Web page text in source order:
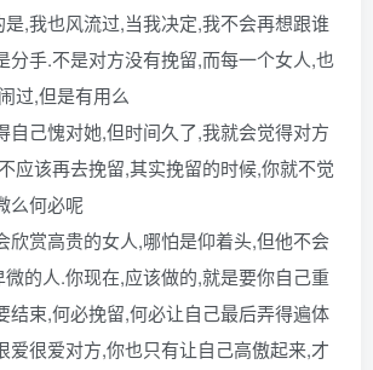
,我也风流过,当我决定,我不会再想跟谁
分手.不是对方没有挽留,而每一个女人,也
过,但是有用么
自己愧对她,但时间久了,我就会觉得对方
应该再去挽留,其实挽留的时候,你就不觉
么何必呢
欣赏高贵的女人,哪怕是仰着头,但他不会
的人.你现在,应该做的,就是要你自己重
结束,何必挽留,何必让自己最后弄得遍体
爱很爱对方,你也只有让自己高傲起来,才